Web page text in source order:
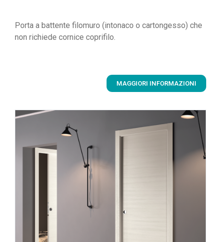
Porta a battente filomuro (intonaco o cartongesso) che
non richiede cornice coprifilo.
MAGGIORI INFORMAZIONI